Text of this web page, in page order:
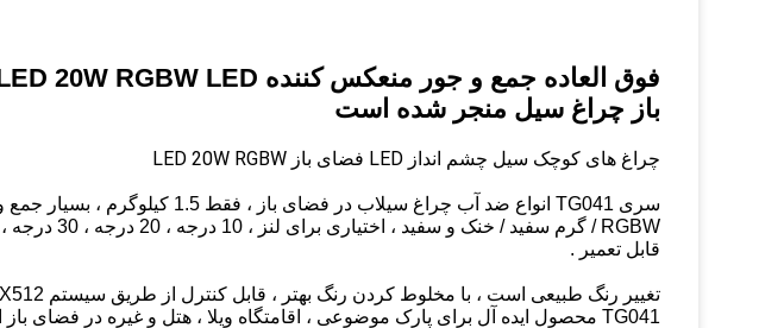
باز چراغ سیل منجر شده است
چراغ های کوچک سیل چشم انداز LED فضای باز LED 20W RGBW
قابل تعمیر .
TG041 محصول ایده آل برای پارک موضوعی ، اقامتگاه ویلا ، هتل و غیره در فضای باز است.